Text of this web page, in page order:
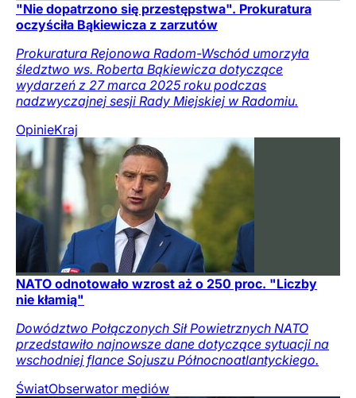
"Nie dopatrzono się przestępstwa". Prokuratura
oczyściła Bąkiewicza z zarzutów
Prokuratura Rejonowa Radom-Wschód umorzyła
śledztwo ws. Roberta Bąkiewicza dotyczące
wydarzeń z 27 marca 2025 roku podczas
nadzwyczajnej sesji Rady Miejskiej w Radomiu.
OpinieKraj
NATO odnotowało wzrost aż o 250 proc. "Liczby
nie kłamią"
Dowództwo Połączonych Sił Powietrznych NATO
przedstawiło najnowsze dane dotyczące sytuacji na
wschodniej flance Sojuszu Północnoatlantyckiego.
ŚwiatObserwator mediów